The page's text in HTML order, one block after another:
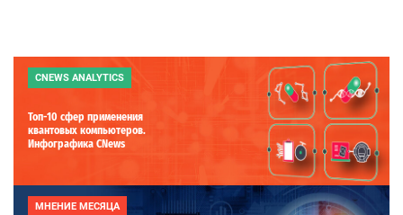
CNEWS ANALYTICS
Топ-10 сфер применения
квантовых компьютеров.
Инфографика CNews
МНЕНИЕ МЕСЯЦА